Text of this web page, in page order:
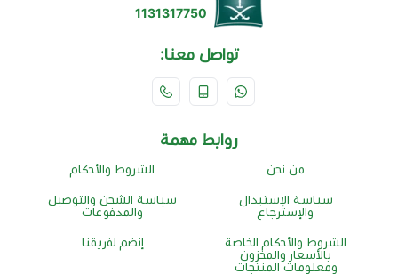
1131317750
تواصل معنا:
روابط مهمة
من نحن الشروط والأحكام
سياسة الإستبدال
والإسترجاع
سياسة الشحن والتوصيل
والمدفوعات
الشروط والأحكام الخاصة
بالأسعار والمخزون
ومعلومات المنتجات
إنضم لفريقنا